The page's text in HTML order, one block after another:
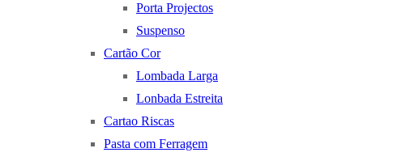
Porta Projectos
Suspenso
Cartão Cor
Lombada Larga
Lonbada Estreita
Cartao Riscas
Pasta com Ferragem